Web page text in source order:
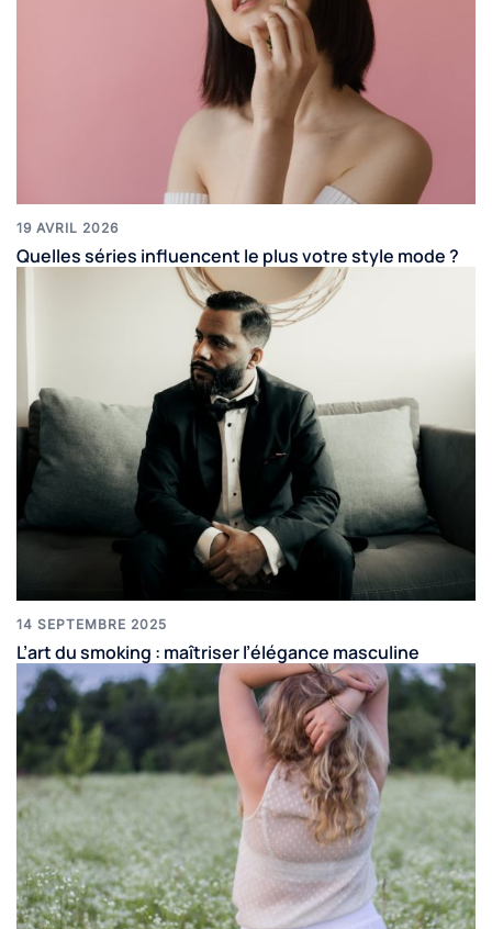
19 AVRIL 2026
Quelles séries influencent le plus votre style mode ?
14 SEPTEMBRE 2025
L’art du smoking : maîtriser l’élégance masculine